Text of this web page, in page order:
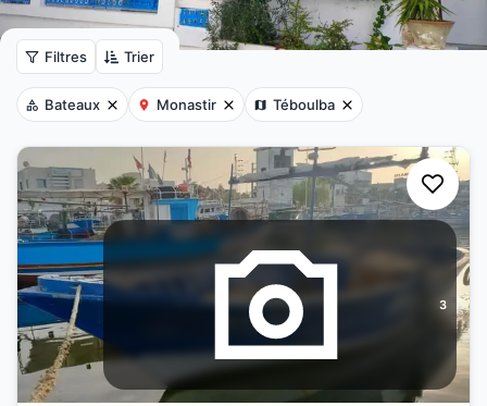
Filtres Trier
Bateaux Monastir Téboulba
3